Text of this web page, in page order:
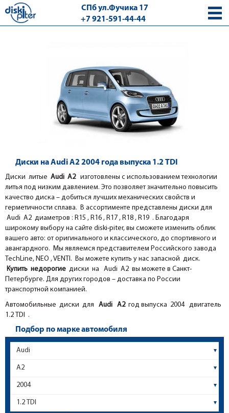
СПб ул.Фучика 17
+7 921-591-44-44
Диски на Audi A2 2004 года выпуска 1.2 TDI
Диски литые Audi A2 изготовлены с использованием технологии
литья под низким давлением. Это позволяет значительно повысить
качество диска – добиться лучших механических свойств и
герметичности сплава. В ассортименте представлены диски для
Audi A2 диаметров : R15 , R16 , R17 , R18 , R19 . Благодаря
широкому выбору на сайте diski-piter, вы сможете изменить облик
вашего авто: от оригинального и классического, до спортивного и
авангардного. Мы являемся представителем Российского завода
TechLine, NEO , VENTI. Вы можете купить у нас запасной диск.
Купить недорогие диски на Audi A2 вы можете в Санкт-
Петербурге. Для других городов – доставка по России
транспортной компанией.
Автомобильные диски для
Audi A2год выпуска 2004 двигатель
1.2 TDI .
Подбор по марке автомобиля